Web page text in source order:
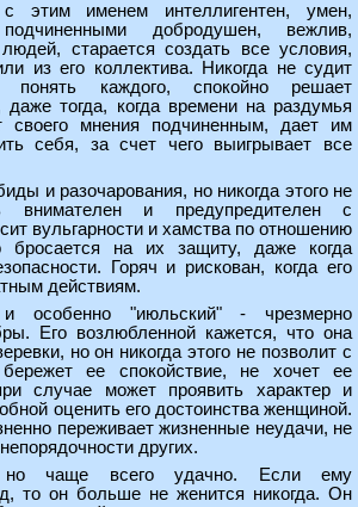
этим именем интеллигентен, умен,
добродушен, вежлив,
старается создать все условия,
из его коллектива. Никогда не судит
понять каждого, спокойно решает
тогда, когда времени на раздумья
своего мнения подчиненным, дает им
себя, за счет чего выигрывает все
и разочарования, но никогда этого не
внимателен и предупредителен с
вульгарности и хамства по отношению
бросается на их защиту, даже когда
Горяч и рискован, когда его
действиям.
особенно "июльский" - чрезмерно
Его возлюбленной кажется, что она
но он никогда этого не позволит с
ее спокойствие, не хочет ее
случае может проявить характер и
оценить его достоинства женщиной.
переживает жизненные неудачи, не
других.
но чаще всего удачно. Если ему
то он больше не женится никогда. Он